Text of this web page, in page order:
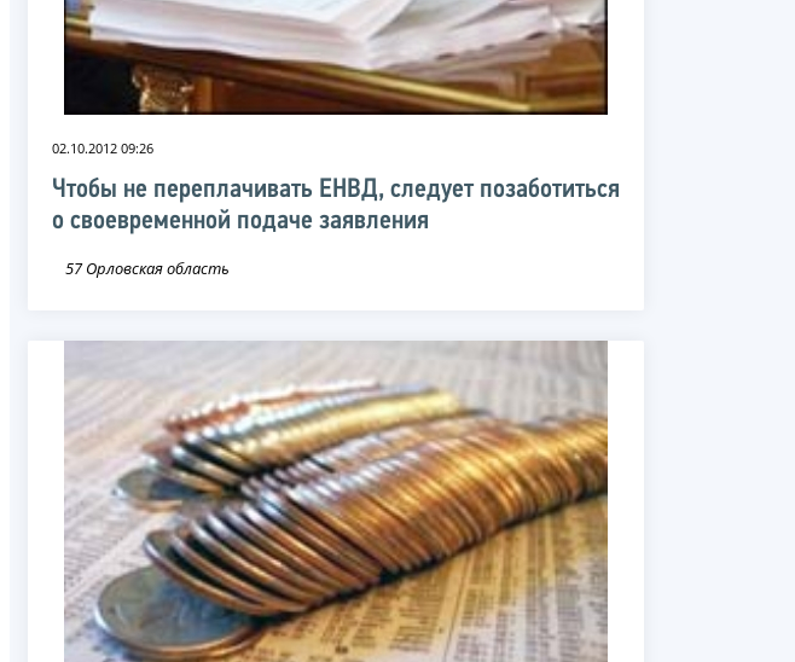
02.10.2012 09:26
Чтобы не переплачивать ЕНВД, следует позаботиться
о своевременной подаче заявления
57 Орловская область